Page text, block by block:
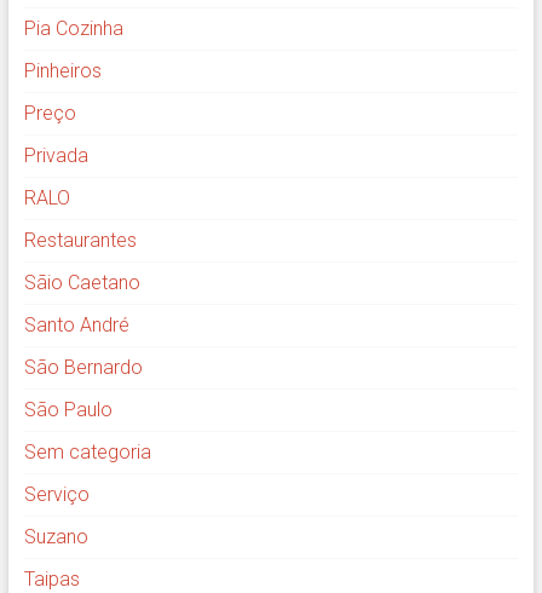
Pia Cozinha
Pinheiros
Preço
Privada
RALO
Restaurantes
Sãio Caetano
Santo André
São Bernardo
São Paulo
Sem categoria
Serviço
Suzano
Taipas